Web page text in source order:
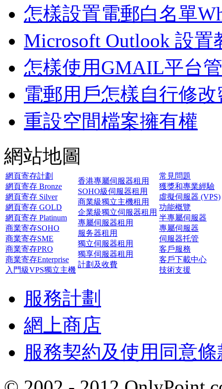
怎樣設置電郵白名單
Microsoft Outlook 設置
怎樣使用GMAIL平台
電郵用戶怎樣自行修改
重設空間檔案擁有權
網站地圖
網頁寄存計劃
網頁寄存 Bronze
網頁寄存 Silver
網頁寄存 GOLD
網頁寄存 Platinum
商業寄存SOHO
商業寄存SME
商業寄存PRO
商業寄存Enterprise
入門級VPS獨立主機
香港專屬伺服器租用
SOHO級伺服器租用
商業級獨立主機租用
企業級獨立伺服器租用
專屬伺服器租用
服务器租用
獨立伺服器租用
獨享伺服器租用
計劃及收費
常見問題
獲獎和專業經驗
虛擬伺服器 (VPS)
功能概覽
半專屬伺服器
專屬伺服器
伺服器托管
客戶服務
客戶下載中心
技術支援
服務計劃
網上商店
服務契約及使用同意條